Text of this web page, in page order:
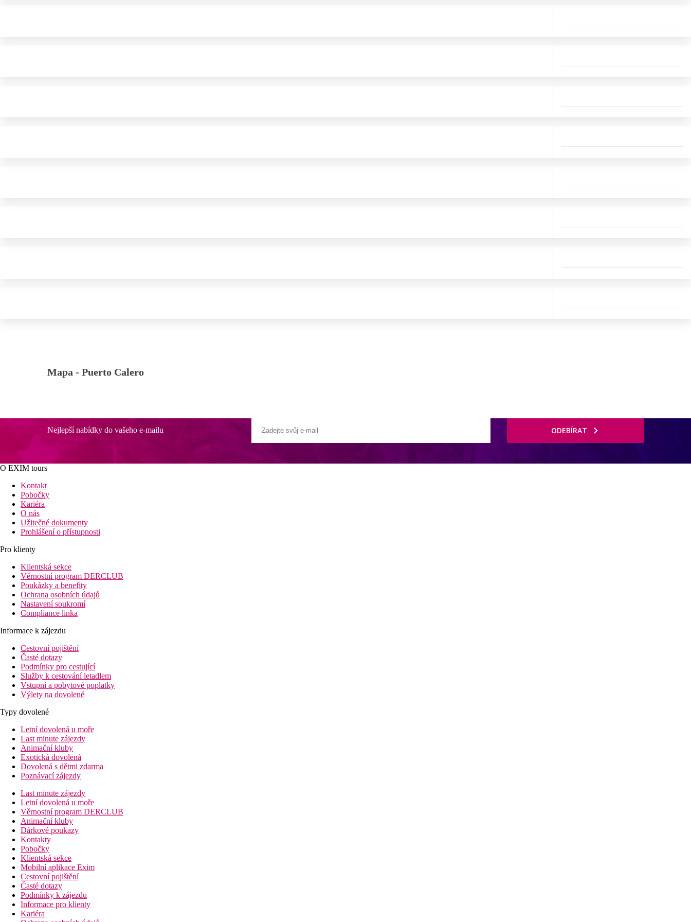
Mapa - Puerto Calero
Nejlepší nabídky do vašeho e-mailu ODEBÍRAT
O EXIM tours
Kontakt
Pobočky
Kariéra
O nás
Užitečné dokumenty
Prohlášení o přístupnosti
Pro klienty
Klientská sekce
Věrnostní program DERCLUB
Poukázky a benefity
Ochrana osobních údajů
Nastavení soukromí
Compliance linka
Informace k zájezdu
Cestovní pojištění
Časté dotazy
Podmínky pro cestující
Služby k cestování letadlem
Vstupní a pobytové poplatky
Výlety na dovolené
Typy dovolené
Letní dovolená u moře
Last minute zájezdy
Animační kluby
Exotická dovolená
Dovolená s dětmi zdarma
Poznávací zájezdy
Last minute zájezdy
Letní dovolená u moře
Věrnostní program DERCLUB
Animační kluby
Dárkové poukazy
Kontakty
Pobočky
Klientská sekce
Mobilní aplikace Exim
Cestovní pojištění
Časté dotazy
Podmínky k zájezdu
Informace pro klienty
Kariéra